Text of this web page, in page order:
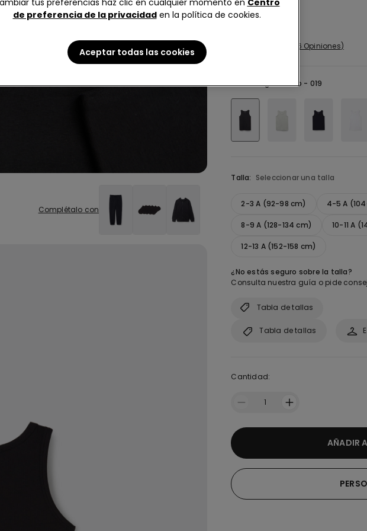
Complétalo con
4,99 €
6 Opiniones
Color:Negro -Nero - 019
Talla: Seleccionar una talla
2-3 A (92-98 cm) 4-5 A
8-9 A (128-134 cm) 10-11 A
12-13 A (152-158 cm)
¿No estás seguro sobre la talla?
Consulta nuestra guía o pide
Tabla de tallas
Tabla de tallas
Cantidad:
1
AÑADIR
tus preferencias haz clic en cualquier momento en Centro
de preferencia de la privacidaden la política de cookies.
Aceptar todas las cookies